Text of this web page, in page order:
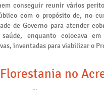
conseguir reunir vários
com o propósito de, no
de Governo para atender
saúde, enquanto colocava
inventadas para viabilizar o
no